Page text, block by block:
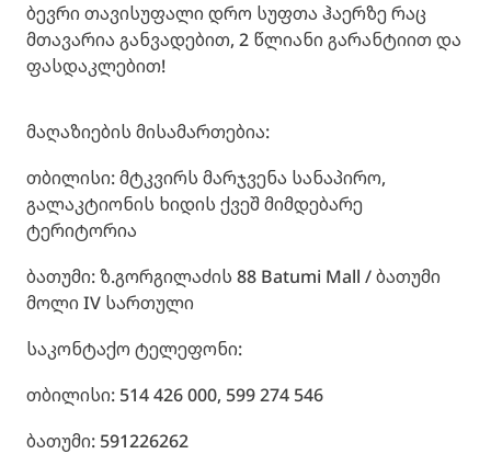
ბევრი თავისუფალი დრო სუფთა ჰაერზე რაც
მთავარია განვადებით, 2 წლიანი გარანტიით და
ფასდაკლებით!
მაღაზიების მისამართებია:
თბილისი: მტკვირს მარჯვენა სანაპირო,
გალაკტიონის ხიდის ქვეშ მიმდებარე
ტერიტორია
ბათუმი: ზ.გორგილაძის 88 Batumi Mall / ბათუმი
მოლი IV სართული
საკონტაქო ტელეფონი:
თბილისი: 514 426 000, 599 274 546
ბათუმი: 591226262